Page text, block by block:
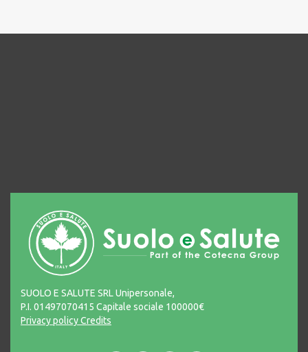
SUOLO E SALUTE SRL Unipersonale,
P.I. 01497070415 Capitale sociale 100000€
Privacy policyCredits